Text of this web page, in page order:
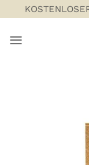
Inhalt
springen